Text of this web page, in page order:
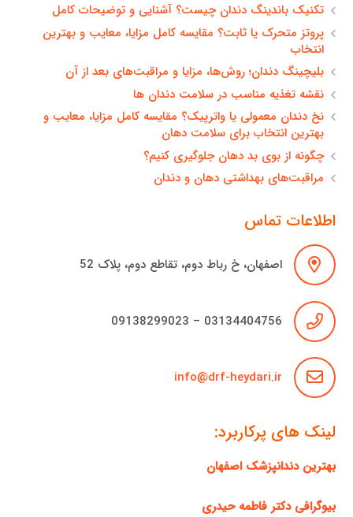
تکنیک باندینگ دندان چیست؟ آشنایی و توضیحات کامل
پروتز متحرک یا ثابت؟ مقایسه کامل مزایا، معایب و بهترین
انتخاب
بلیچینگ دندان؛ روش‌ها، مزایا و مراقبت‌های بعد از آن
نقشه تغذیه مناسب در سلامت دندان ها
نخ دندان معمولی یا واترپیک؟ مقایسه کامل مزایا، معایب و
بهترین انتخاب برای سلامت دهان
چگونه از بوی بد دهان جلوگیری کنیم؟
مراقبت‌های بهداشتی دهان و دندان
اطلاعات تماس
اصفهان، خ رباط دوم، تقاطع دوم، پلاک 52
03134404756 – 09138299023
info@drf-heydari.ir
لینک های پرکاربرد:
بهترین دندانپزشک اصفهان
بیوگرافی دکتر فاطمه حیدری